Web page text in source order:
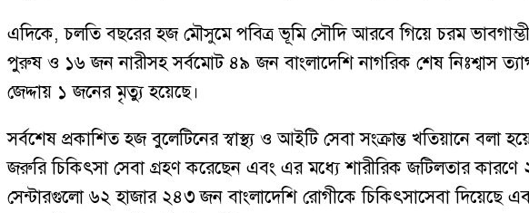
এদিকে, চলতি বছরের হজ মৌসুমে পবিত্র ভূমি সৌদি আরবে গিয়ে চরম
পুরুষ ও ১৬ জন নারীসহ সর্বমোট ৪৯ জন বাংলাদেশি নাগরিক শেষ নিঃশ্বাস
জেদ্দায় ১ জনের মৃত্যু হয়েছে।
সর্বশেষ প্রকাশিত হজ বুলেটিনের স্বাস্থ্য ও আইটি সেবা সংক্রান্ত খতিয়ানে বলা
জরুরি চিকিৎসা সেবা গ্রহণ করেছেন এবং এর মধ্যে শারীরিক জটিলতার
সেন্টারগুলো ৬২ হাজার ২৪৩ জন বাংলাদেশি রোগীকে চিকিৎসাসেবা দিয়েছে